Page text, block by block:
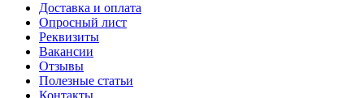
Доставка и оплата
Опросный лист
Реквизиты
Вакансии
Отзывы
Полезные статьи
Контакты